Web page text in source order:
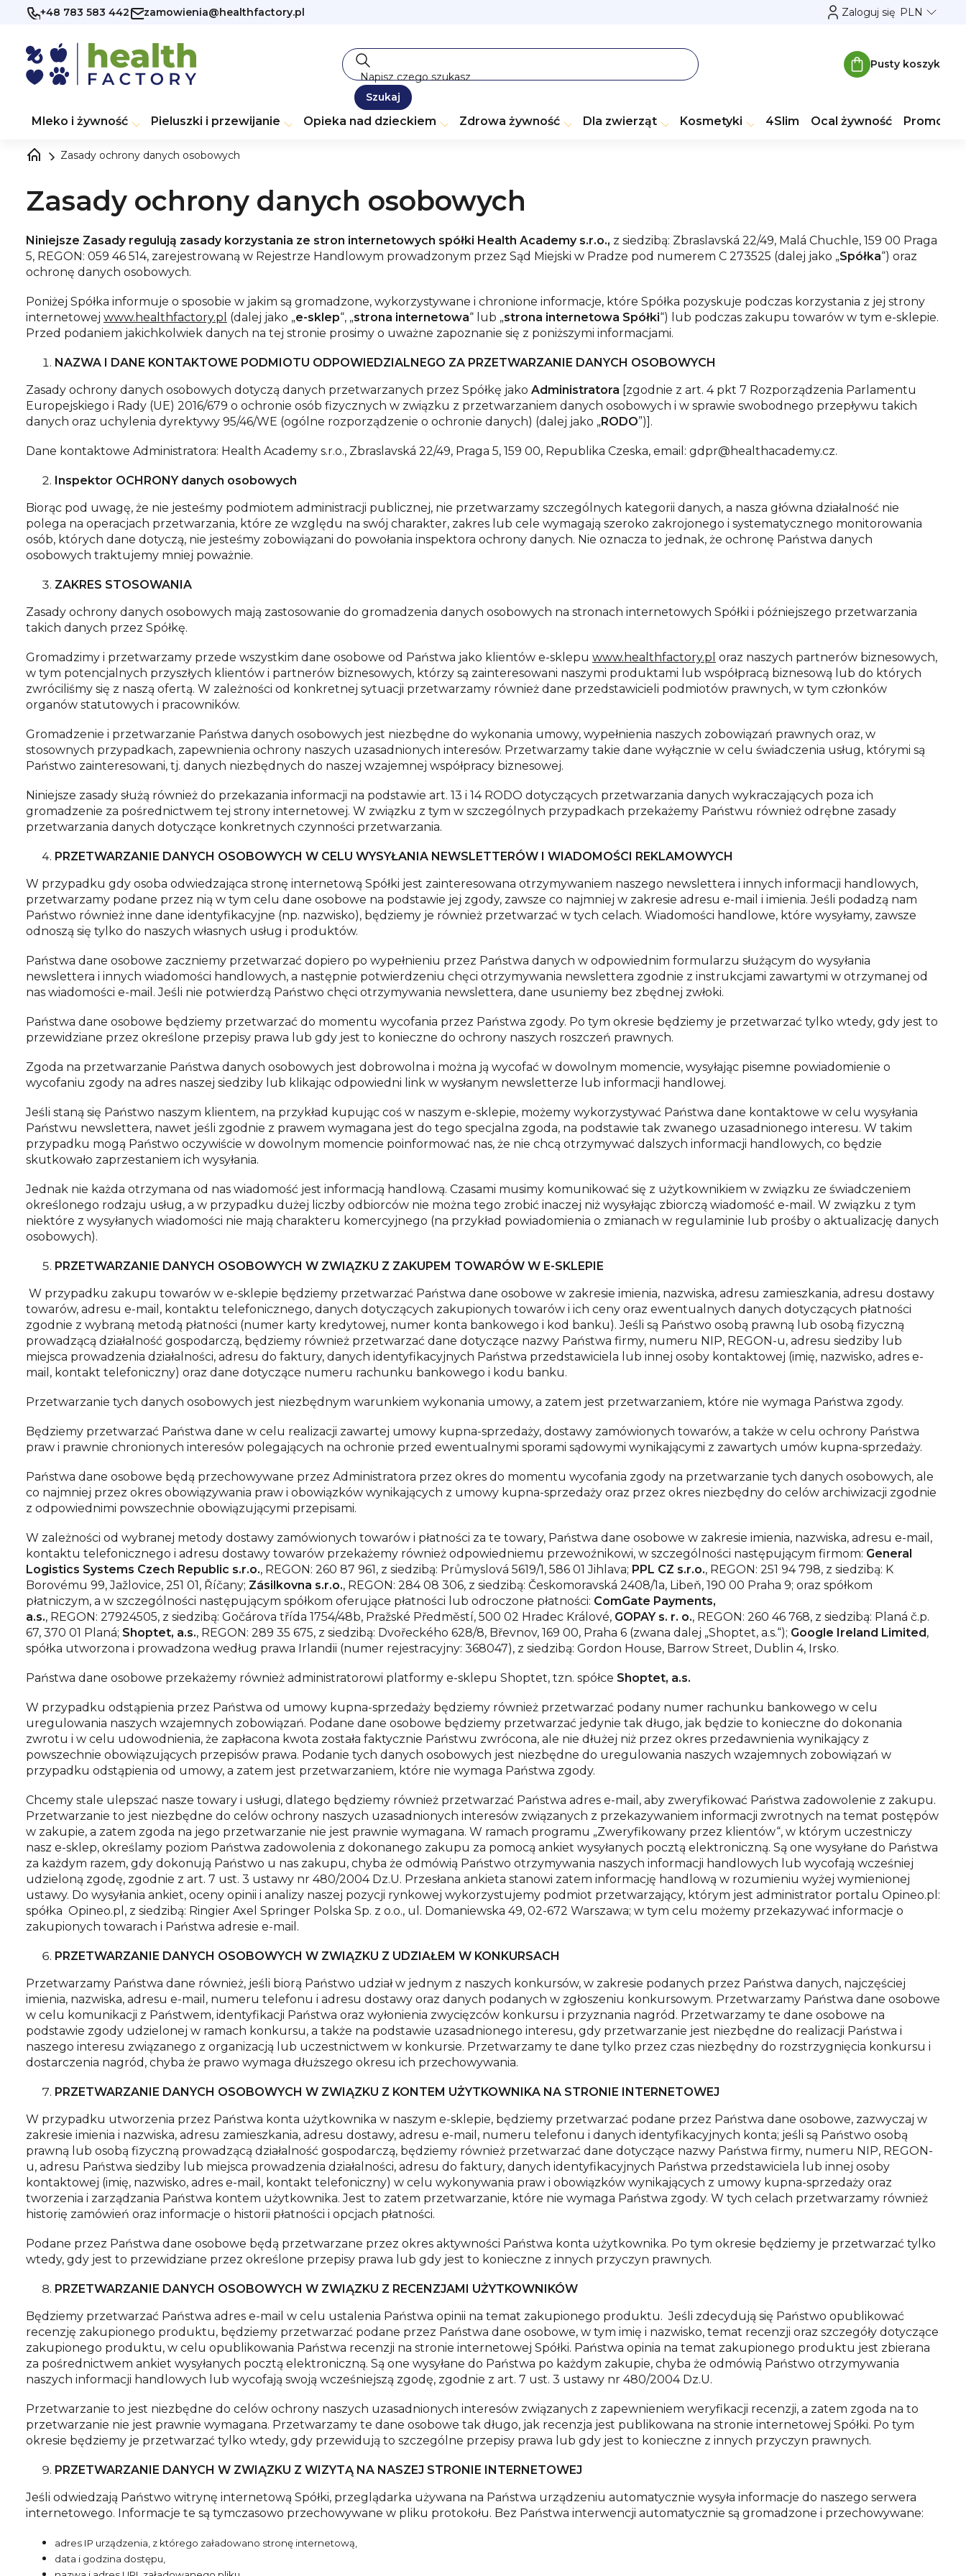
Przejść +48 783 583 442 zamowienia@healthfactory.pl PLN
Zaloguj się
Szukaj
Koszyk
Pusty koszyk
Mleko i żywność Pieluszki i przewijanie Opieka nad dzieckiem Zdrowa żywność Dla zwierząt Kosmetyki 4Slim Ocal żywność Promocje
Zasady ochrony danych osobowych
Zasady ochrony danych osobowych
Niniejsze Zasady regulują zasady korzystania ze stron internetowych spółki Health Academy s.r.o., z siedzibą: Zbraslavská 22/49, Malá Chuchle, 159 00 Praga
5, REGON: 059 46 514, zarejestrowaną w Rejestrze Handlowym prowadzonym przez Sąd Miejski w Pradze pod numerem C 273525 (dalej jako „Spółka“) oraz
ochronę danych osobowych.
Poniżej Spółka informuje o sposobie w jakim są gromadzone, wykorzystywane i chronione informacje, które Spółka pozyskuje podczas korzystania z jej strony
internetowej www.healthfactory.pl (dalej jako „e-sklep“, „strona internetowa“ lub „strona internetowa Spółki“) lub podczas zakupu towarów w tym e-sklepie.
Przed podaniem jakichkolwiek danych na tej stronie prosimy o uważne zapoznanie się z poniższymi informacjami.
NAZWA I DANE KONTAKTOWE PODMIOTU ODPOWIEDZIALNEGO ZA PRZETWARZANIE DANYCH OSOBOWYCH
Zasady ochrony danych osobowych dotyczą danych przetwarzanych przez Spółkę jako Administratora [zgodnie z art. 4 pkt 7 Rozporządzenia Parlamentu
Europejskiego i Rady (UE) 2016/679 o ochronie osób fizycznych w związku z przetwarzaniem danych osobowych i w sprawie swobodnego przepływu takich
danych oraz uchylenia dyrektywy 95/46/WE (ogólne rozporządzenie o ochronie danych) (dalej jako „RODO”)].
Dane kontaktowe Administratora: Health Academy s.r.o., Zbraslavská 22/49, Praga 5, 159 00, Republika Czeska, email: gdpr@healthacademy.cz.
Inspektor OCHRONY danych osobowych
Biorąc pod uwagę, że nie jesteśmy podmiotem administracji publicznej, nie przetwarzamy szczególnych kategorii danych, a nasza główna działalność nie
polega na operacjach przetwarzania, które ze względu na swój charakter, zakres lub cele wymagają szeroko zakrojonego i systematycznego monitorowania
osób, których dane dotyczą, nie jesteśmy zobowiązani do powołania inspektora ochrony danych. Nie oznacza to jednak, że ochronę Państwa danych
osobowych traktujemy mniej poważnie.
ZAKRES STOSOWANIA
Zasady ochrony danych osobowych mają zastosowanie do gromadzenia danych osobowych na stronach internetowych Spółki i późniejszego przetwarzania
takich danych przez Spółkę.
Gromadzimy i przetwarzamy przede wszystkim dane osobowe od Państwa jako klientów e-sklepu www.healthfactory.pl oraz naszych partnerów biznesowych,
w tym potencjalnych przyszłych klientów i partnerów biznesowych, którzy są zainteresowani naszymi produktami lub współpracą biznesową lub do których
zwróciliśmy się z naszą ofertą. W zależności od konkretnej sytuacji przetwarzamy również dane przedstawicieli podmiotów prawnych, w tym członków
organów statutowych i pracowników.
Gromadzenie i przetwarzanie Państwa danych osobowych jest niezbędne do wykonania umowy, wypełnienia naszych zobowiązań prawnych oraz, w
stosownych przypadkach, zapewnienia ochrony naszych uzasadnionych interesów. Przetwarzamy takie dane wyłącznie w celu świadczenia usług, którymi są
Państwo zainteresowani, tj. danych niezbędnych do naszej wzajemnej współpracy biznesowej.
Niniejsze zasady służą również do przekazania informacji na podstawie art. 13 i 14 RODO dotyczących przetwarzania danych wykraczających poza ich
gromadzenie za pośrednictwem tej strony internetowej. W związku z tym w szczególnych przypadkach przekażemy Państwu również odrębne zasady
przetwarzania danych dotyczące konkretnych czynności przetwarzania.
PRZETWARZANIE DANYCH OSOBOWYCH W CELU WYSYŁANIA NEWSLETTERÓW I WIADOMOŚCI REKLAMOWYCH
W przypadku gdy osoba odwiedzająca stronę internetową Spółki jest zainteresowana otrzymywaniem naszego newslettera i innych informacji handlowych,
przetwarzamy podane przez nią w tym celu dane osobowe na podstawie jej zgody, zawsze co najmniej w zakresie adresu e-mail i imienia. Jeśli podadzą nam
Państwo również inne dane identyfikacyjne (np. nazwisko), będziemy je również przetwarzać w tych celach. Wiadomości handlowe, które wysyłamy, zawsze
odnoszą się tylko do naszych własnych usług i produktów.
Państwa dane osobowe zaczniemy przetwarzać dopiero po wypełnieniu przez Państwa danych w odpowiednim formularzu służącym do wysyłania
newslettera i innych wiadomości handlowych, a następnie potwierdzeniu chęci otrzymywania newslettera zgodnie z instrukcjami zawartymi w otrzymanej od
nas wiadomości e-mail. Jeśli nie potwierdzą Państwo chęci otrzymywania newslettera, dane usuniemy bez zbędnej zwłoki.
Państwa dane osobowe będziemy przetwarzać do momentu wycofania przez Państwa zgody. Po tym okresie będziemy je przetwarzać tylko wtedy, gdy jest to
przewidziane przez określone przepisy prawa lub gdy jest to konieczne do ochrony naszych roszczeń prawnych.
Zgoda na przetwarzanie Państwa danych osobowych jest dobrowolna i można ją wycofać w dowolnym momencie, wysyłając pisemne powiadomienie o
wycofaniu zgody na adres naszej siedziby lub klikając odpowiedni link w wysłanym newsletterze lub informacji handlowej.
Jeśli staną się Państwo naszym klientem, na przykład kupując coś w naszym e-sklepie, możemy wykorzystywać Państwa dane kontaktowe w celu wysyłania
Państwu newslettera, nawet jeśli zgodnie z prawem wymagana jest do tego specjalna zgoda, na podstawie tak zwanego uzasadnionego interesu. W takim
przypadku mogą Państwo oczywiście w dowolnym momencie poinformować nas, że nie chcą otrzymywać dalszych informacji handlowych, co będzie
skutkowało zaprzestaniem ich wysyłania.
Jednak nie każda otrzymana od nas wiadomość jest informacją handlową. Czasami musimy komunikować się z użytkownikiem w związku ze świadczeniem
określonego rodzaju usług, a w przypadku dużej liczby odbiorców nie można tego zrobić inaczej niż wysyłając zbiorczą wiadomość e-mail. W związku z tym
niektóre z wysyłanych wiadomości nie mają charakteru komercyjnego (na przykład powiadomienia o zmianach w regulaminie lub prośby o aktualizację danych
osobowych).
PRZETWARZANIE DANYCH OSOBOWYCH W ZWIĄZKU Z ZAKUPEM TOWARÓW W E-SKLEPIE
W przypadku zakupu towarów w e-sklepie będziemy przetwarzać Państwa dane osobowe w zakresie imienia, nazwiska, adresu zamieszkania, adresu dostawy
towarów, adresu e-mail, kontaktu telefonicznego, danych dotyczących zakupionych towarów i ich ceny oraz ewentualnych danych dotyczących płatności
zgodnie z wybraną metodą płatności (numer karty kredytowej, numer konta bankowego i kod banku). Jeśli są Państwo osobą prawną lub osobą fizyczną
prowadzącą działalność gospodarczą, będziemy również przetwarzać dane dotyczące nazwy Państwa firmy, numeru NIP, REGON-u, adresu siedziby lub
miejsca prowadzenia działalności, adresu do faktury, danych identyfikacyjnych Państwa przedstawiciela lub innej osoby kontaktowej (imię, nazwisko, adres e-
mail, kontakt telefoniczny) oraz dane dotyczące numeru rachunku bankowego i kodu banku.
Przetwarzanie tych danych osobowych jest niezbędnym warunkiem wykonania umowy, a zatem jest przetwarzaniem, które nie wymaga Państwa zgody.
Będziemy przetwarzać Państwa dane w celu realizacji zawartej umowy kupna-sprzedaży, dostawy zamówionych towarów, a także w celu ochrony Państwa
praw i prawnie chronionych interesów polegających na ochronie przed ewentualnymi sporami sądowymi wynikającymi z zawartych umów kupna-sprzedaży.
Państwa dane osobowe będą przechowywane przez Administratora przez okres do momentu wycofania zgody na przetwarzanie tych danych osobowych, ale
co najmniej przez okres obowiązywania praw i obowiązków wynikających z umowy kupna-sprzedaży oraz przez okres niezbędny do celów archiwizacji zgodnie
z odpowiednimi powszechnie obowiązującymi przepisami.
W zależności od wybranej metody dostawy zamówionych towarów i płatności za te towary, Państwa dane osobowe w zakresie imienia, nazwiska, adresu e-mail,
kontaktu telefonicznego i adresu dostawy towarów przekażemy również odpowiedniemu przewoźnikowi, w szczególności następującym firmom: General
Logistics Systems Czech Republic s.r.o., REGON: 260 87 961, z siedzibą: Průmyslová 5619/1, 586 01 Jihlava; PPL CZ s.r.o., REGON: 251 94 798, z siedzibą: K
Borovému 99, Jažlovice, 251 01, Říčany; Zásilkovna s.r.o., REGON: 284 08 306, z siedzibą: Českomoravská 2408/1a, Libeň, 190 00 Praha 9; oraz spółkom
płatniczym, a w szczególności następującym spółkom oferujące płatności lub odroczone płatności: ComGate Payments,
a.s., REGON: 27924505, z siedzibą: Gočárova třída 1754/48b, Pražské Předměstí, 500 02 Hradec Králové, GOPAY s. r. o., REGON: 260 46 768, z siedzibą: Planá č.p.
67, 370 01 Planá; Shoptet, a.s., REGON: 289 35 675, z siedzibą: Dvořeckého 628/8, Břevnov, 169 00, Praha 6 (zwana dalej „Shoptet, a.s.“); Google Ireland Limited ,
spółka utworzona i prowadzona według prawa Irlandii (numer rejestracyjny: 368047), z siedzibą: Gordon House, Barrow Street, Dublin 4, Irsko.
Państwa dane osobowe przekażemy również administratorowi platformy e-sklepu Shoptet, tzn. spółce Shoptet, a.s.
W przypadku odstąpienia przez Państwa od umowy kupna-sprzedaży będziemy również przetwarzać podany numer rachunku bankowego w celu
uregulowania naszych wzajemnych zobowiązań. Podane dane osobowe będziemy przetwarzać jedynie tak długo, jak będzie to konieczne do dokonania
zwrotu i w celu udowodnienia, że zapłacona kwota została faktycznie Państwu zwrócona, ale nie dłużej niż przez okres przedawnienia wynikający z
powszechnie obowiązujących przepisów prawa. Podanie tych danych osobowych jest niezbędne do uregulowania naszych wzajemnych zobowiązań w
przypadku odstąpienia od umowy, a zatem jest przetwarzaniem, które nie wymaga Państwa zgody.
Chcemy stale ulepszać nasze towary i usługi, dlatego będziemy również przetwarzać Państwa adres e-mail, aby zweryfikować Państwa zadowolenie z zakupu.
Przetwarzanie to jest niezbędne do celów ochrony naszych uzasadnionych interesów związanych z przekazywaniem informacji zwrotnych na temat postępów
w zakupie, a zatem zgoda na jego przetwarzanie nie jest prawnie wymagana. W ramach programu „Zweryfikowany przez klientów“, w którym uczestniczy
nasz e-sklep, określamy poziom Państwa zadowolenia z dokonanego zakupu za pomocą ankiet wysyłanych pocztą elektroniczną. Są one wysyłane do Państwa
za każdym razem, gdy dokonują Państwo u nas zakupu, chyba że odmówią Państwo otrzymywania naszych informacji handlowych lub wycofają wcześniej
udzieloną zgodę, zgodnie z art. 7 ust. 3 ustawy nr 480/2004 Dz.U. Przesłana ankieta stanowi zatem informację handlową w rozumieniu wyżej wymienionej
ustawy. Do wysyłania ankiet, oceny opinii i analizy naszej pozycji rynkowej wykorzystujemy podmiot przetwarzający, którym jest administrator portalu Opineo.pl :
spółka Opineo.pl , z siedzibą: Ringier Axel Springer Polska Sp. z o.o., ul. Domaniewska 49, 02-672 Warszawa; w tym celu możemy przekazywać informacje o
zakupionych towarach i Państwa adresie e-mail.
PRZETWARZANIE DANYCH OSOBOWYCH W ZWIĄZKU Z UDZIAŁEM W KONKURSACH
Przetwarzamy Państwa dane również, jeśli biorą Państwo udział w jednym z naszych konkursów, w zakresie podanych przez Państwa danych, najczęściej
imienia, nazwiska, adresu e-mail, numeru telefonu i adresu dostawy oraz danych podanych w zgłoszeniu konkursowym. Przetwarzamy Państwa dane osobowe
w celu komunikacji z Państwem, identyfikacji Państwa oraz wyłonienia zwycięzców konkursu i przyznania nagród. Przetwarzamy te dane osobowe na
podstawie zgody udzielonej w ramach konkursu, a także na podstawie uzasadnionego interesu, gdy przetwarzanie jest niezbędne do realizacji Państwa i
naszego interesu związanego z organizacją lub uczestnictwem w konkursie. Przetwarzamy te dane tylko przez czas niezbędny do rozstrzygnięcia konkursu i
dostarczenia nagród, chyba że prawo wymaga dłuższego okresu ich przechowywania.
PRZETWARZANIE DANYCH OSOBOWYCH W ZWIĄZKU Z KONTEM UŻYTKOWNIKA NA STRONIE INTERNETOWEJ
W przypadku utworzenia przez Państwa konta użytkownika w naszym e-sklepie, będziemy przetwarzać podane przez Państwa dane osobowe, zazwyczaj w
zakresie imienia i nazwiska, adresu zamieszkania, adresu dostawy, adresu e-mail, numeru telefonu i danych identyfikacyjnych konta; jeśli są Państwo osobą
prawną lub osobą fizyczną prowadzącą działalność gospodarczą, będziemy również przetwarzać dane dotyczące nazwy Państwa firmy, numeru NIP, REGON-
u, adresu Państwa siedziby lub miejsca prowadzenia działalności, adresu do faktury, danych identyfikacyjnych Państwa przedstawiciela lub innej osoby
kontaktowej (imię, nazwisko, adres e-mail, kontakt telefoniczny) w celu wykonywania praw i obowiązków wynikających z umowy kupna-sprzedaży oraz
tworzenia i zarządzania Państwa kontem użytkownika. Jest to zatem przetwarzanie, które nie wymaga Państwa zgody. W tych celach przetwarzamy również
historię zamówień oraz informacje o historii płatności i opcjach płatności.
Podane przez Państwa dane osobowe będą przetwarzane przez okres aktywności Państwa konta użytkownika. Po tym okresie będziemy je przetwarzać tylko
wtedy, gdy jest to przewidziane przez określone przepisy prawa lub gdy jest to konieczne z innych przyczyn prawnych.
PRZETWARZANIE DANYCH OSOBOWYCH W ZWIĄZKU Z RECENZJAMI UŻYTKOWNIKÓW
Będziemy przetwarzać Państwa adres e-mail w celu ustalenia Państwa opinii na temat zakupionego produktu. Jeśli zdecydują się Państwo opublikować
recenzję zakupionego produktu, będziemy przetwarzać podane przez Państwa dane osobowe, w tym imię i nazwisko, temat recenzji oraz szczegóły dotyczące
zakupionego produktu, w celu opublikowania Państwa recenzji na stronie internetowej Spółki. Państwa opinia na temat zakupionego produktu jest zbierana
za pośrednictwem ankiet wysyłanych pocztą elektroniczną. Są one wysyłane do Państwa po każdym zakupie, chyba że odmówią Państwo otrzymywania
naszych informacji handlowych lub wycofają swoją wcześniejszą zgodę, zgodnie z art. 7 ust. 3 ustawy nr 480/2004 Dz.U.
Przetwarzanie to jest niezbędne do celów ochrony naszych uzasadnionych interesów związanych z zapewnieniem weryfikacji recenzji, a zatem zgoda na to
przetwarzanie nie jest prawnie wymagana. Przetwarzamy te dane osobowe tak długo, jak recenzja jest publikowana na stronie internetowej Spółki. Po tym
okresie będziemy je przetwarzać tylko wtedy, gdy przewidują to szczególne przepisy prawa lub gdy jest to konieczne z innych przyczyn prawnych.
PRZETWARZANIE DANYCH W ZWIĄZKU Z WIZYTĄ NA NASZEJ STRONIE INTERNETOWEJ
Jeśli odwiedzają Państwo witrynę internetową Spółki, przeglądarka używana na Państwa urządzeniu automatycznie wysyła informacje do naszego serwera
internetowego. Informacje te są tymczasowo przechowywane w pliku protokołu. Bez Państwa interwencji automatycznie są gromadzone i przechowywane:
adres IP urządzenia, z którego załadowano stronę internetową,
data i godzina dostępu,